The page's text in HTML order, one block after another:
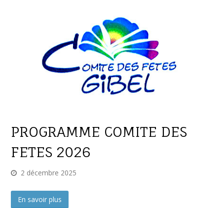
PROGRAMME COMITE DES
FETES 2026
2 décembre 2025
En savoir plus